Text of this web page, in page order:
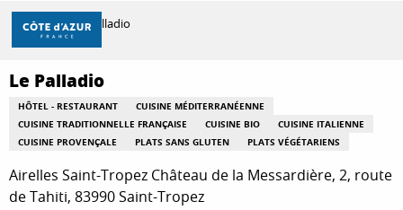
Aller
contenu
principal
DÉCOUVRIR
À FAIRE
Accueil Le Palladio
Le Palladio
HÔTEL - RESTAURANT
CUISINE MÉDITERRANÉENNE
CUISINE TRADITIONNELLE FRANÇAISE
CUISINE BIO
CUISINE ITALIENNE
CUISINE PROVENÇALE
PLATS SANS GLUTEN PLATS VÉGÉTARIENS
Airelles Saint-Tropez Château de la Messardière, 2, route
de Tahiti, 83990 Saint-Tropez